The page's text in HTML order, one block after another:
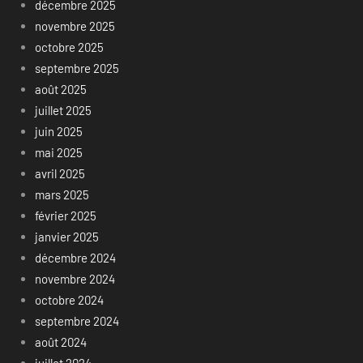
décembre 2025
novembre 2025
octobre 2025
septembre 2025
août 2025
juillet 2025
juin 2025
mai 2025
avril 2025
mars 2025
février 2025
janvier 2025
décembre 2024
novembre 2024
octobre 2024
septembre 2024
août 2024